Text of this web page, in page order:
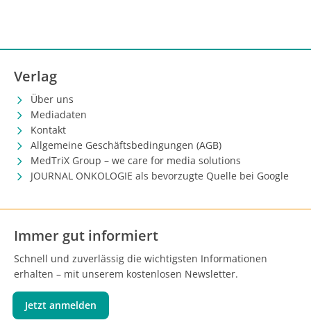
Verlag
Über uns
Mediadaten
Kontakt
Allgemeine Geschäftsbedingungen (AGB)
MedTriX Group – we care for media solutions
JOURNAL ONKOLOGIE als bevorzugte Quelle bei Google
Immer gut informiert
Schnell und zuverlässig die wichtigsten Informationen
erhalten – mit unserem kostenlosen Newsletter.
Jetzt anmelden